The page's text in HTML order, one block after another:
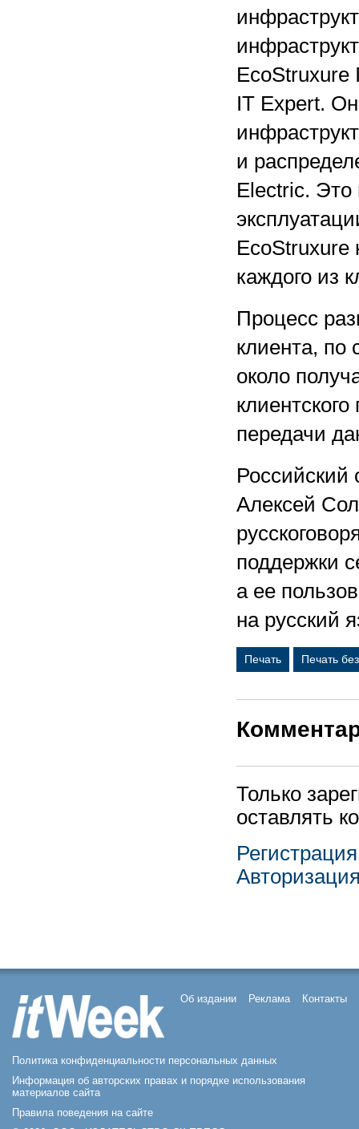
EcoStruxure
IT Expert.
и
Electric. Это
EcoStruxure
каждого из
Процесс
клиента, по
около
передачи
Алексей
поддержки
а ее
на русский
Печать Печать
Только
оставлять
Регистрация
Об издании Реклама Контакты
Политика конфиденциальности персональных данных
Информация об авторских правах и порядке использования
материалов сайта
Правила поведения на сайте